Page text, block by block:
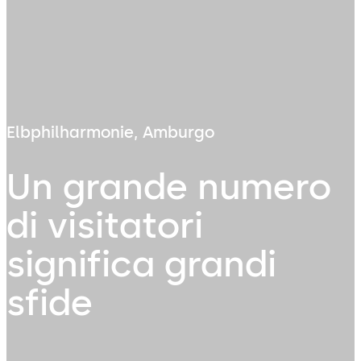
Elbphilharmonie, Amburgo
Un grande numero
di visitatori
significa grandi
sfide